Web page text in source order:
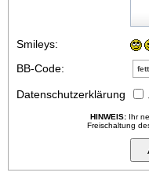
Smileys:
BB-Code:
fett
Datenschutzerklärung
HINWEIS: Ihr
Freischaltung